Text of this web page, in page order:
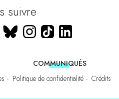
suivre
COMMUNIQUÉS
Politique de confidentialité
Crédits